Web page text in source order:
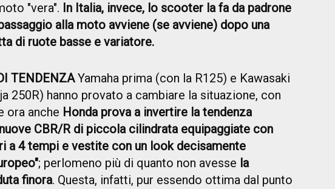
"vera". In Italia, invece, lo scooter la fa da padrone
alla moto avviene (se avviene) dopo una
di ruote basse e variatore.
TENDENZAYamaha prima (con la R125) e Kawasaki
250R) hanno provato a cambiare la situazione, con
ora anche Honda prova a invertire la tendenza
CBR/R di piccola cilindrata equipaggiate con
a 4 tempi e vestite con un look decisamente
; perlomeno più di quanto non avesse la
finora. Questa, infatti, pur essendo ottima dal punto